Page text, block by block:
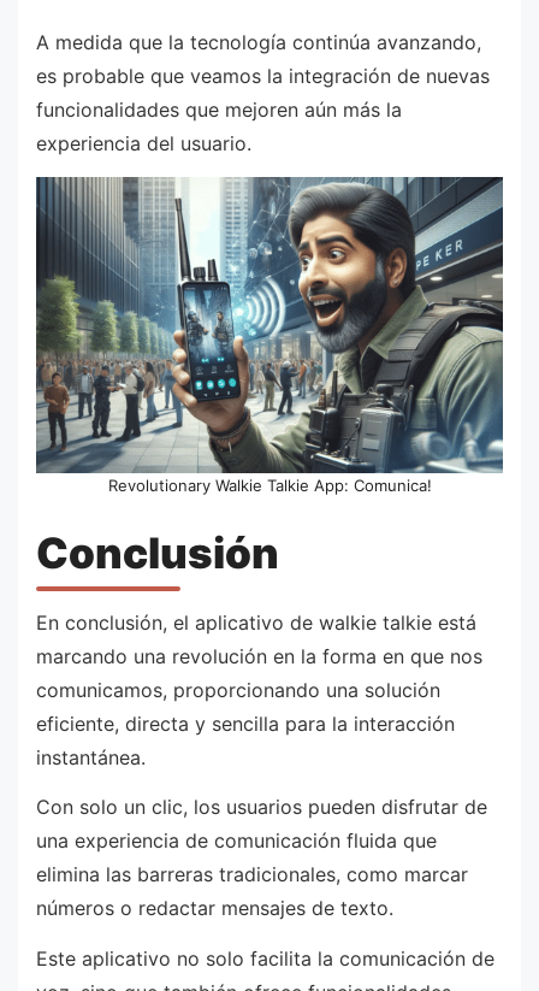
A medida que la tecnología continúa avanzando,
es probable que veamos la integración de nuevas
funcionalidades que mejoren aún más la
experiencia del usuario.
Revolutionary Walkie Talkie App: Comunica!
Conclusión
En conclusión, el aplicativo de walkie talkie está
marcando una revolución en la forma en que nos
comunicamos, proporcionando una solución
eficiente, directa y sencilla para la interacción
instantánea.
Con solo un clic, los usuarios pueden disfrutar de
una experiencia de comunicación fluida que
elimina las barreras tradicionales, como marcar
números o redactar mensajes de texto.
Este aplicativo no solo facilita la comunicación de